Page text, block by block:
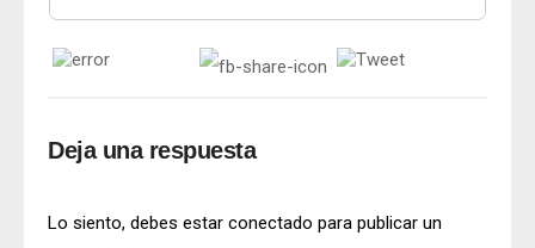
Deja una respuesta
Lo siento, debes estar conectado para publicar un